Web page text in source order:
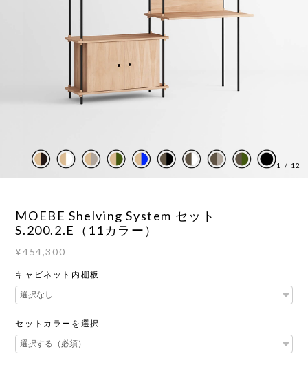
1 / 12
MOEBE Shelving System セット
S.200.2.E（11カラー）
¥454,300
キャビネット内棚板
セットカラーを選択